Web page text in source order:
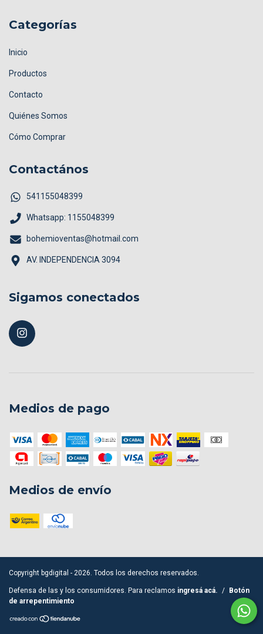
Categorías
Inicio
Productos
Contacto
Quiénes Somos
Cómo Comprar
Contactános
541155048399
Whatsapp: 1155048399
bohemioventas@hotmail.com
AV. INDEPENDENCIA 3094
Sigamos conectados
Medios de pago
Medios de envío
Copyright bgdigital - 2026. Todos los derechos reservados.
Defensa de las y los consumidores. Para reclamos ingresá acá. /
Botón
de arrepentimiento